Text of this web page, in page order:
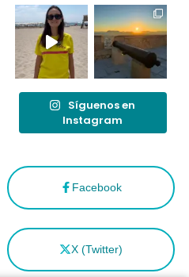
Facebook
X (Twitter)
Síguenos en
Instagram